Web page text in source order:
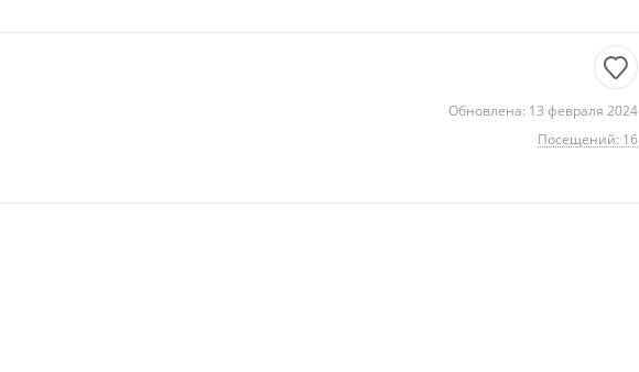
Обновлена: 13 февраля 2024
Посещений: 16